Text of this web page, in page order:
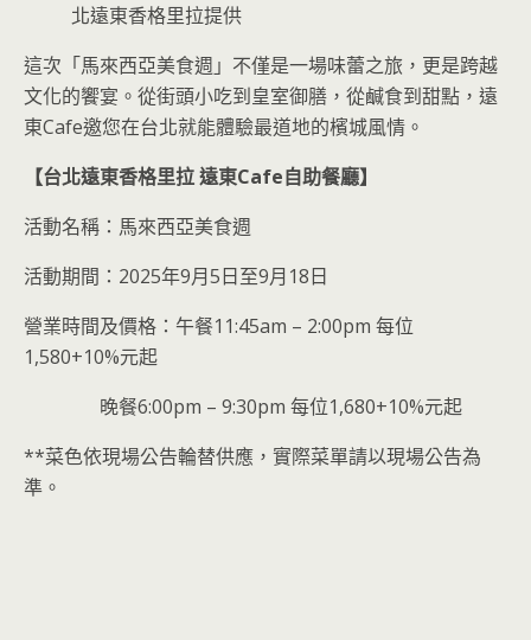
北遠東香格里拉提供
這次「馬來西亞美食週」不僅是一場味蕾之旅，更是跨越
文化的饗宴。從街頭小吃到皇室御膳，從鹹食到甜點，遠
東Cafe邀您在台北就能體驗最道地的檳城風情。
【台北遠東香格里拉遠東Cafe自助餐廳】
活動名稱：馬來西亞美食週
活動期間：2025年9月5日至9月18日
營業時間及價格：午餐11:45am – 2:00pm 每位
1,580+10%元起
晚餐6:00pm – 9:30pm 每位1,680+10%元起
**菜色依現場公告輪替供應，實際菜單請以現場公告為
準。